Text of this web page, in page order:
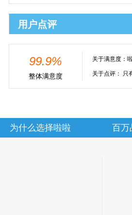
用户点评
99.9%
整体满意度
关于满意度：
关于点评： 只
为什么选择啦啦 百万